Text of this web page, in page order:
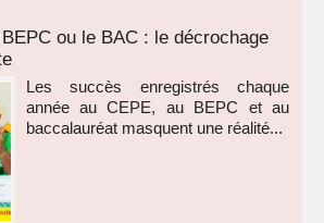
ou le BAC : le décrochage
Les succès enregistrés chaque
année au CEPE, au BEPC et au
baccalauréat masquent une réalité...